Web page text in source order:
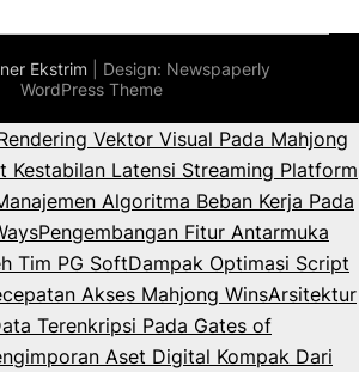
Ekstrim | Design: Newspaperly
WordPress Theme
Vektor Visual Pada Mahjong
Kestabilan Latensi Streaming Platform
Algoritma Beban Kerja Pada
Pengembangan Fitur Antarmuka
Tim PG SoftDampak Optimasi Script
Akses Mahjong WinsArsitektur
Terenkripsi Pada Gates of
Aset Digital Kompak Dari